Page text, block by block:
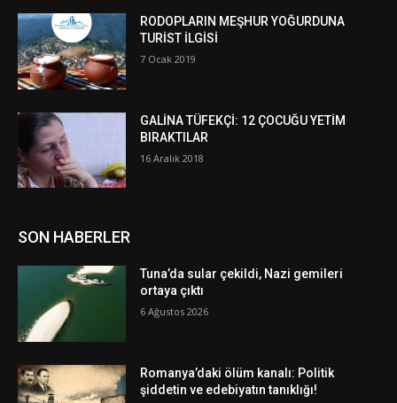
RODOPLARIN MEŞHUR YOĞURDUNA
TURİST İLGİSİ
7 Ocak 2019
GALİNA TÜFEKÇİ: 12 ÇOCUĞU YETİM
BIRAKTILAR
16 Aralık 2018
SON HABERLER
Tuna’da sular çekildi, Nazi gemileri
ortaya çıktı
6 Ağustos 2026
Romanya’daki ölüm kanalı: Politik
şiddetin ve edebiyatın tanıklığı!